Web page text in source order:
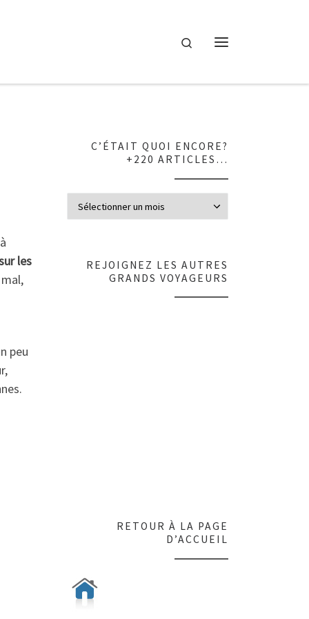
Search
les
peu
C’ÉTAIT QUOI ENCORE?
+220 ARTICLES…
REJOIGNEZ LES AUTRES
GRANDS VOYAGEURS
RETOUR À LA PAGE
D’ACCUEIL